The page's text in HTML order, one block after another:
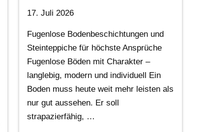
17. Juli 2026
Fugenlose Bodenbeschichtungen und
Steinteppiche für höchste Ansprüche
Fugenlose Böden mit Charakter –
langlebig, modern und individuell Ein
Boden muss heute weit mehr leisten als
nur gut aussehen. Er soll
strapazierfähig, …